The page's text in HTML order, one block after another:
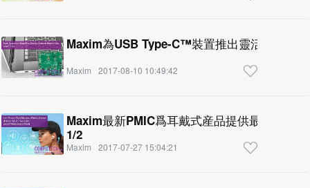
Maxim為USB Type-C™裝置推出靈活的降壓
Maxim 2017-08-10 10:49:42
Maxim最新PMIC爲耳戴式産品提供最低待機
1/2
Maxim 2017-07-27 15:04:21